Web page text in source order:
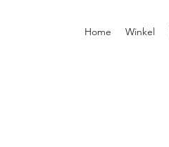
Home Winkel